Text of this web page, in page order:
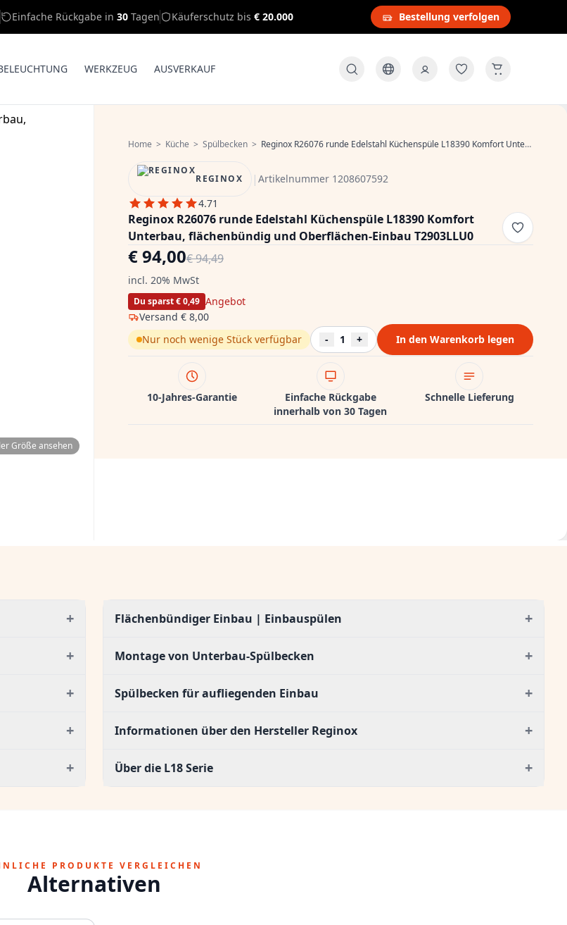
Einfache Rückgabe in 30 Tagen Käuferschutz bis € 20.000 Bestellung verfolgen
WERKZEUG AUSVERKAUF
Größe ansehen
Home > Küche > Spülbecken > Reginox R26076 runde Edelstahl Küchenspüle L18390 Komfort Unterbau, flächenbündig und Oberflächen-Einbau T2903LLU0
REGINOX |Artikelnummer 1208607592
4.71
Reginox R26076 runde Edelstahl Küchenspüle L18390 Komfort
Unterbau, flächenbündig und Oberflächen-Einbau T2903LLU0
€ 94,00€ 94,49
incl. 20% MwSt
Du sparst € 0,49 Angebot
Versand € 8,00
Nur noch wenige Stück verfügbar
- 1 + In den Warenkorb legen
10-Jahres-Garantie
Einfache Rückgabe
innerhalb von 30 Tagen
Schnelle Lieferung
+
+
+
+
+
Flächenbündiger Einbau | Einbauspülen +
Montage von Unterbau-Spülbecken +
Spülbecken für aufliegenden Einbau +
Informationen über den Hersteller Reginox +
Über die L18 Serie +
PRODUKTE VERGLEICHEN
Alternativen